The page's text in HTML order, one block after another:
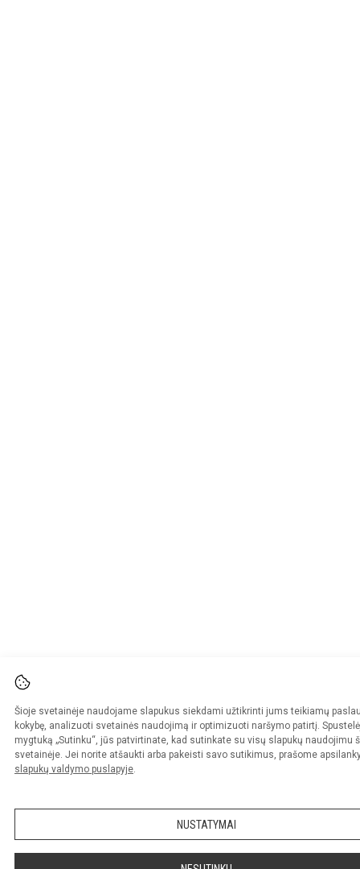
Šioje svetainėje naudojame slapukus siekdami užtikrinti jums teikiamų
kokybę, analizuoti svetainės naudojimą ir optimizuoti naršymo patirtį.
mygtuką „Sutinku“, jūs patvirtinate, kad sutinkate su visų slapukų naudojimu
svetainėje. Jei norite atšaukti arba pakeisti savo sutikimus, prašome
slapukų valdymo puslapyje.
NUSTATYMAI